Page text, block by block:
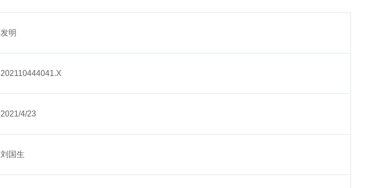
发明
202110444041.X
2021/4/23
刘国生